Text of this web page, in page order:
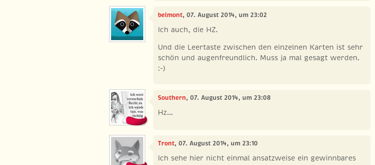
belmont, 07. August 2014, um 23:02
Ich auch, die HZ.
Und die Leertaste zwischen den einzelnen Karten ist sehr
schön und augenfreundlich. Muss ja mal gesagt werden.
:-)
Southern, 07. August 2014, um 23:08
Hz...
Tront, 07. August 2014, um 23:10
Ich sehe hier nicht einmal ansatzweise ein gewinnbares